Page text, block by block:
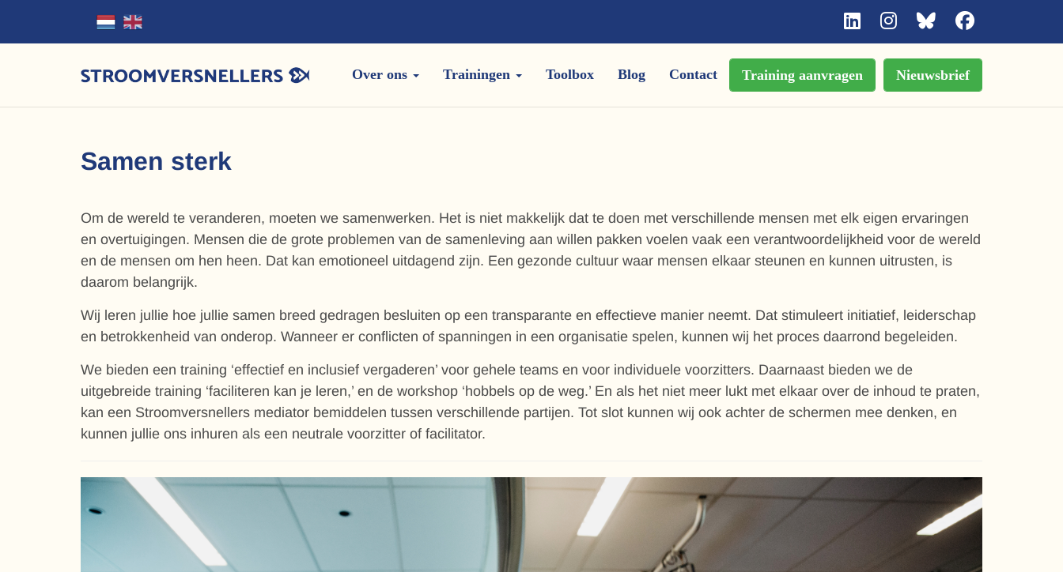
Over ons Trainingen Toolbox Blog Contact Training aanvragen Nieuwsbrief
Samen sterk
Om de wereld te veranderen, moeten we samenwerken. Het is niet makkelijk dat te doen met verschillende mensen met elk eigen ervaringen
en overtuigingen. Mensen die de grote problemen van de samenleving aan willen pakken voelen vaak een verantwoordelijkheid voor de wereld
en de mensen om hen heen. Dat kan emotioneel uitdagend zijn. Een gezonde cultuur waar mensen elkaar steunen en kunnen uitrusten, is
daarom belangrijk.
Wij leren jullie hoe jullie samen breed gedragen besluiten op een transparante en effectieve manier neemt. Dat stimuleert initiatief, leiderschap
en betrokkenheid van onderop. Wanneer er conflicten of spanningen in een organisatie spelen, kunnen wij het proces daarrond begeleiden.
We bieden een training ‘effectief en inclusief vergaderen’ voor gehele teams en voor individuele voorzitters. Daarnaast bieden we de
uitgebreide training ‘faciliteren kan je leren,’ en de workshop ‘hobbels op de weg.’ En als het niet meer lukt met elkaar over de inhoud te praten,
kan een Stroomversnellers mediator bemiddelen tussen verschillende partijen. Tot slot kunnen wij ook achter de schermen mee denken, en
kunnen jullie ons inhuren als een neutrale voorzitter of facilitator.